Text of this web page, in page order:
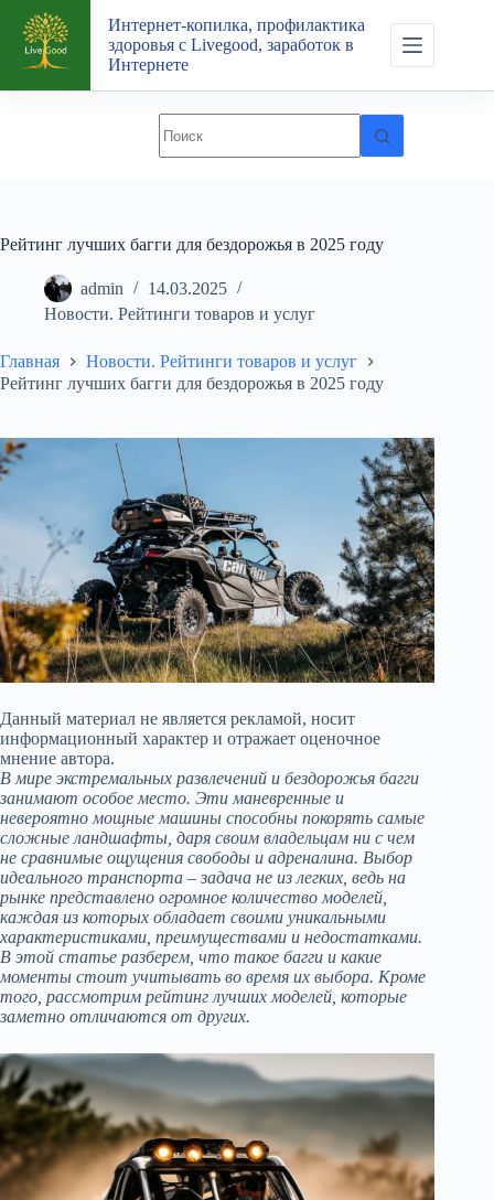
Перейти
сути
Интернет-копилка, профилактика
здоровья с Livegood, заработок в
Интернете
Рейтинг лучших багги для бездорожья в 2025 году
admin
14.03.2025
Новости. Рейтинги товаров и услуг
Главная
Новости. Рейтинги товаров и услуг
Рейтинг лучших багги для бездорожья в 2025 году
Данный материал не является рекламой, носит
информационный характер и отражает оценочное
мнение автора.
В мире экстремальных развлечений и бездорожья багги
занимают особое место. Эти маневренные и
невероятно мощные машины способны покорять самые
сложные ландшафты, даря своим владельцам ни с чем
не сравнимые ощущения свободы и адреналина. Выбор
идеального транспорта – задача не из легких, ведь на
рынке представлено огромное количество моделей,
каждая из которых обладает своими уникальными
характеристиками, преимуществами и недостатками.
В этой статье разберем, что такое багги и какие
моменты стоит учитывать во время их выбора. Кроме
того, рассмотрим рейтинг лучших моделей, которые
заметно отличаются от других.